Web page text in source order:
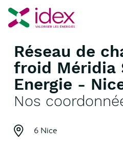
Accueil Nos agences Réseau de
Réseau de
froid Méridia
Energie -
Nos
6 Nice